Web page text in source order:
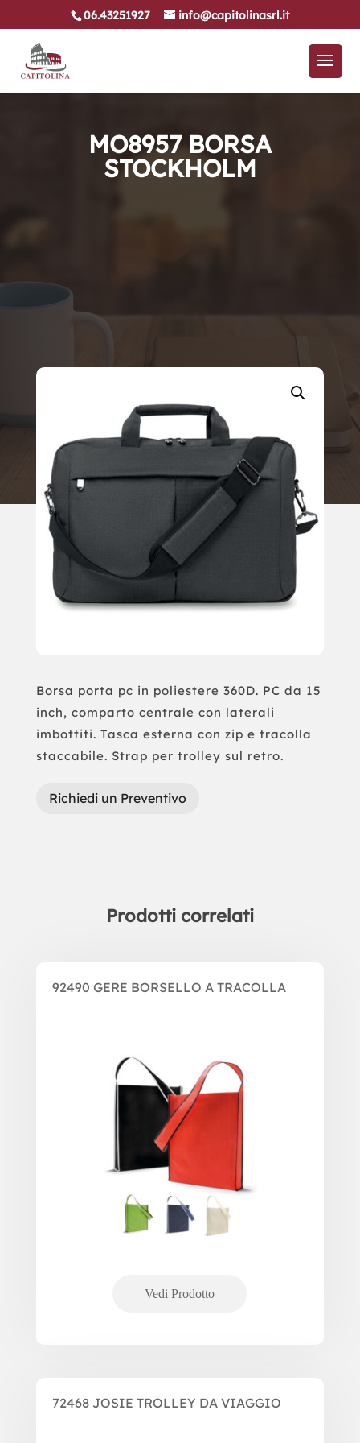
06.43251927 info@capitolinasrl.it
MO8957 BORSA
STOCKHOLM
Borsa porta pc in poliestere 360D. PC da 15
inch, comparto centrale con laterali
imbottiti. Tasca esterna con zip e tracolla
staccabile. Strap per trolley sul retro.
Richiedi un Preventivo
Prodotti correlati
92490 GERE BORSELLO A TRACOLLA
72468 JOSIE TROLLEY DA VIAGGIO